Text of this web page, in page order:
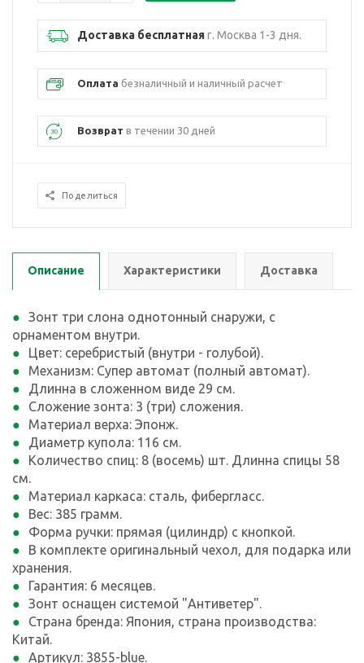
Доставка бесплатнаяг. Москва 1-3 дня.
Оплата безналичный и наличный расчет
Возврат в течении 30 дней
Поделиться
Описание Характеристики Доставка
Зонт три слона однотонный снаружи, с
орнаментом внутри.
Цвет: серебристый (внутри - голубой).
Механизм: Супер автомат (полный автомат).
Длинна в сложенном виде 29 см.
Сложение зонта: 3 (три) сложения.
Материал верха: Эпонж.
Диаметр купола: 116 см.
Количество спиц: 8 (восемь) шт. Длинна спицы 58
см.
Материал каркаса: сталь, фибергласс.
Вес: 385 грамм.
Форма ручки: прямая (цилиндр) с кнопкой.
В комплекте оригинальный чехол, для подарка или
хранения.
Гарантия: 6 месяцев.
Зонт оснащен системой "Антиветер".
Страна бренда: Япония, страна производства:
Китай.
Артикул: 3855-blue.